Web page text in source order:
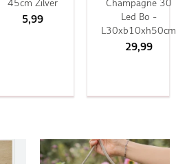
45cm Zilver
5,99
Champagne 30
Led Bo -
L30xb10xh50cm
29,99